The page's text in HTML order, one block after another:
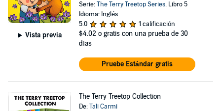
Vista previa
Serie:The Terry Treetop Series, Libro 5
Idioma: Inglés
5.0
1 calificación
$4.02 o gratis con una prueba de 30
días
Pruebe Estándar gratis
The Terry Treetop Collection
De:Tali Carmi